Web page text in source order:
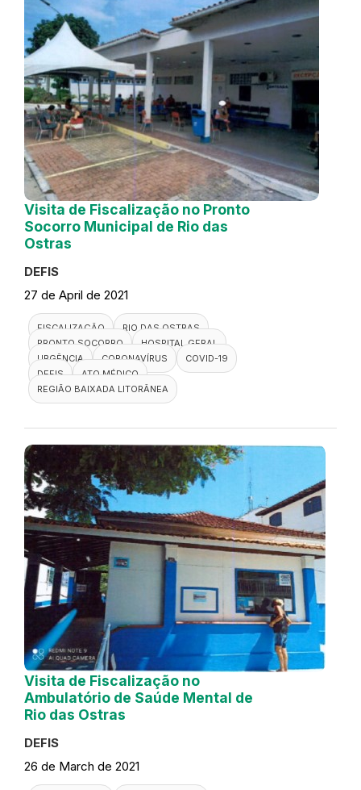
Visita de Fiscalização no Pronto
Socorro Municipal de Rio das
Ostras
DEFIS
27 de April de 2021
FISCALIZAÇÃO
RIO DAS OSTRAS
PRONTO SOCORRO
HOSPITAL GERAL
URGÊNCIA
CORONAVÍRUS
COVID-19
DEFIS
ATO MÉDICO
REGIÃO BAIXADA LITORÂNEA
Visita de Fiscalização no
Ambulatório de Saúde Mental de
Rio das Ostras
DEFIS
26 de March de 2021